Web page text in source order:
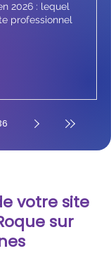
2026 : lequel
professionnel
votre site
sur